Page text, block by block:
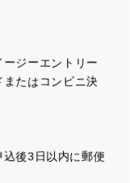
ジーエントリー
たはコンビニ決
後3日以内に郵便